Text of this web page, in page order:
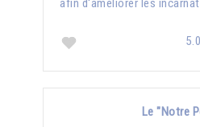
afin d'améliorer les
Le "Notre